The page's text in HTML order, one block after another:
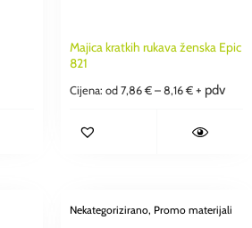
Majica kratkih rukava ženska Epic
821
Cijena: od 7,86 € – 8,16 € + pdv
Nekategorizirano, Promo materijali